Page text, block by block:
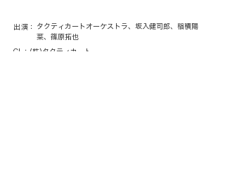
タクティカートオーケストラ、坂入健司郎、稲積陽
菜、篠原拓也
出演：
CL：(株)タクティカート